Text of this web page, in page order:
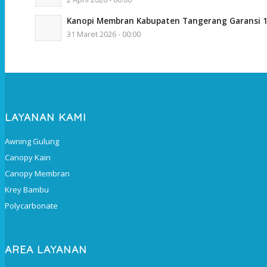
Kanopi Membran Kabupaten Tangerang Garansi
31 Maret 2026 - 00:00
LAYANAN KAMI
Awning Gulung
Canopy Kain
Canopy Membran
Krey Bambu
Polycarbonate
AREA LAYANAN